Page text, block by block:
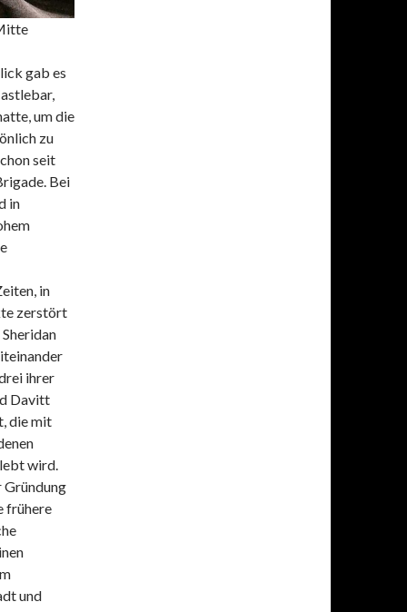
gab es
um die
zu
seit
Bei
in
in
zerstört
ihrer
Davitt
die mit
wird.
Gründung
frühere
und